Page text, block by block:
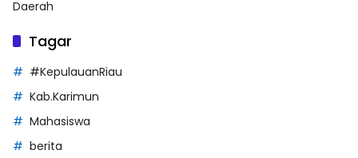
Daerah
Tagar
#KepulauanRiau
Kab.Karimun
Mahasiswa
berita